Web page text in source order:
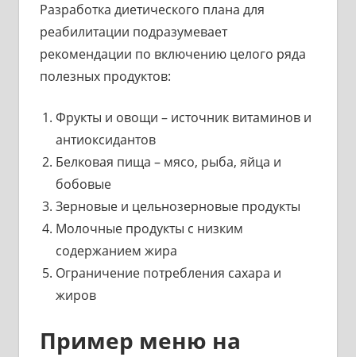
Разработка диетического плана для
реабилитации подразумевает
рекомендации по включению целого ряда
полезных продуктов:
Фрукты и овощи – источник витаминов и
антиоксидантов
Белковая пища – мясо, рыба, яйца и
бобовые
Зерновые и цельнозерновые продукты
Молочные продукты с низким
содержанием жира
Ограничение потребления сахара и
жиров
Пример меню на